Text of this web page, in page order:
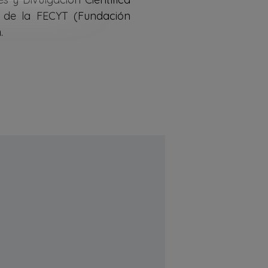
la FECYT (Fundación